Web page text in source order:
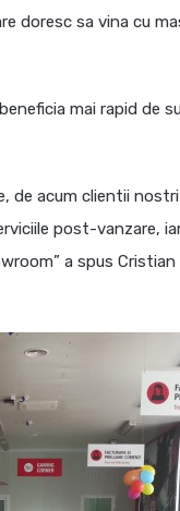
doresc sa vina cu
mai rapid de
de acum clientii
post-vanzare,
a spus